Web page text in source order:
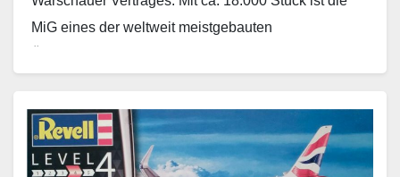
MiG eines der weltweit meistgebauten